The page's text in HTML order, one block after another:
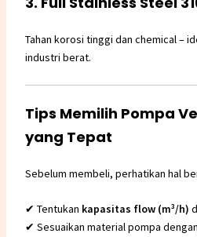
Tahan korosi tinggi dan chemical –
industri berat.
Tips Memilih Pompa
yang Tepat
Sebelum membeli, perhatikan hal
✔ Tentukan kapasitas flow (m³/h)
✔ Sesuaikan material pompa